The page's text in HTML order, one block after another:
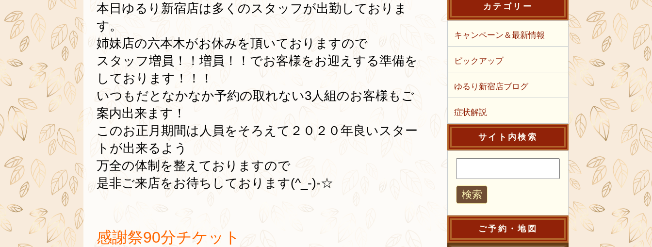
本日ゆるり新宿店は多くのスタッフが出勤しておりま
す。
姉妹店の六本木がお休みを頂いておりますので
スタッフ増員！！増員！！でお客様をお迎えする準備を
しております！！！
いつもだとなかなか予約の取れない3人組のお客様もご
案内出来ます！
このお正月期間は人員をそろえて２０２０年良いスター
トが出来るよう
万全の体制を整えておりますので
是非ご来店をお待ちしております(^_-)-☆
感謝祭90分チケット
カテゴリー
キャンペーン＆最新情報
ピックアップ
ゆるり新宿店ブログ
症状解説
サイト内検索
ご予約・地図